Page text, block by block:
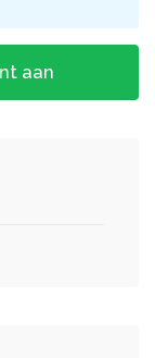
aan